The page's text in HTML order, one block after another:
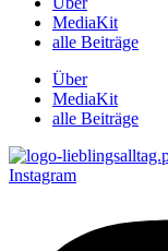
MediaKit
alle Beiträge
Über
MediaKit
alle Beiträge
Instagram